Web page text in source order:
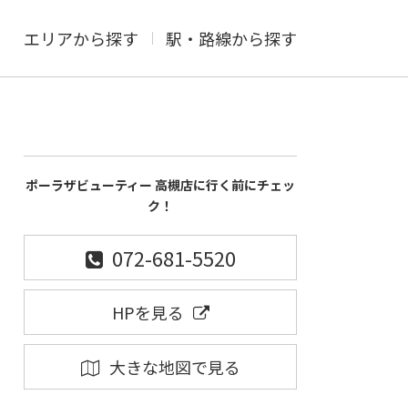
エリアから探す 駅・路線から探す
ポーラザビューティー 高槻店に行く前にチェッ
ク！
072-681-5520
HPを見る
大きな地図で見る